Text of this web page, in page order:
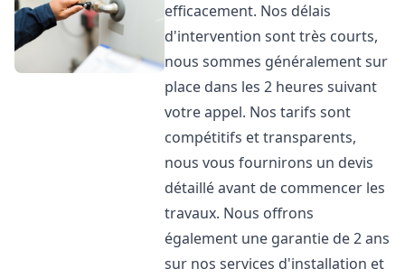
efficacement. Nos délais
d'intervention sont très courts,
nous sommes généralement sur
place dans les 2 heures suivant
votre appel. Nos tarifs sont
compétitifs et transparents,
nous vous fournirons un devis
détaillé avant de commencer les
travaux. Nous offrons
également une garantie de 2 ans
sur nos services d'installation et